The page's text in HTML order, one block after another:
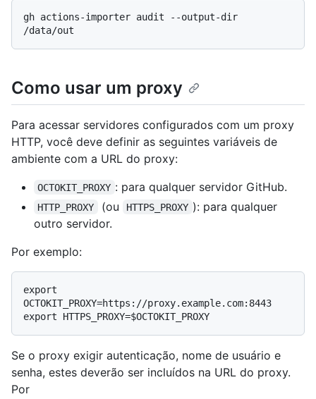
gh actions-importer audit --output-dir
Como usar um proxy
Para acessar servidores configurados com um proxy
HTTP, você deve definir as seguintes variáveis de
ambiente com a URL do proxy:
OCTOKIT_PROXY : para qualquer servidor GitHub.
HTTP_PROXY (ou HTTPS_PROXY ): para qualquer
outro servidor.
Por exemplo:
export
OCTOKIT_PROXY=https://proxy.example.com:8443
Se o proxy exigir autenticação, nome de usuário e
senha, estes deverão ser incluídos na URL do proxy.
Por